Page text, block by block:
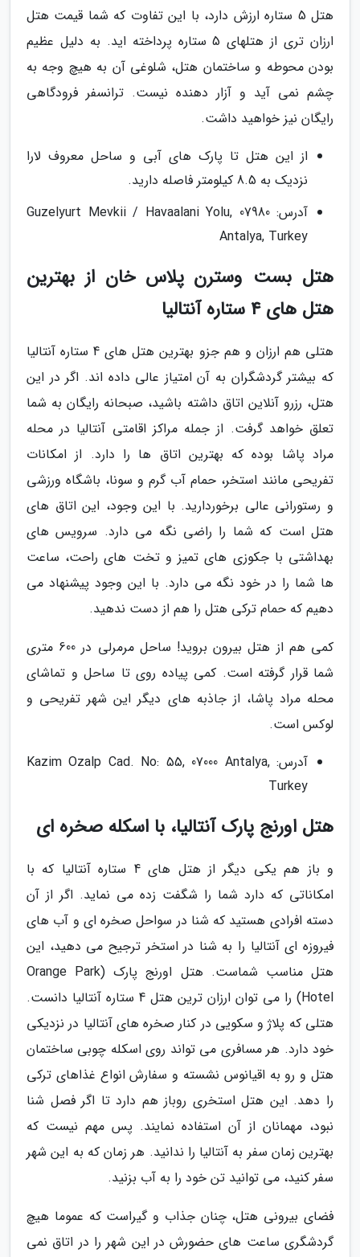
هتل 5 ستاره ارزش دارد، با این تفاوت که شما قیمت هتل
ارزان تری از هتلهای 5 ستاره پرداخته اید. به دلیل عظیم
بودن محوطه و ساختمان هتل، شلوغی آن به هیچ وجه به
چشم نمی آید و آزار دهنده نیست. ترانسفر فرودگاهی
رایگان نیز خواهید داشت.
از این هتل تا پارک های آبی و ساحل معروف لارا
نزدیک به 8.5 کیلومتر فاصله دارید.
آدرس: Guzelyurt Mevkii / Havaalani Yolu, 07980
Antalya, Turkey
هتل بست وسترن پلاس خان از بهترین
هتل های 4 ستاره آنتالیا
هتلی هم ارزان و هم جزو بهترین هتل های 4 ستاره آنتالیا
که بیشتر گردشگران به آن امتیاز عالی داده اند. اگر در این
هتل، رزرو آنلاین اتاق داشته باشید، صبحانه رایگان به شما
تعلق خواهد گرفت. از جمله مراکز اقامتی آنتالیا در محله
مراد پاشا بوده که بهترین اتاق ها را دارد. از امکانات
تفریحی مانند استخر، حمام آب گرم و سونا، باشگاه ورزشی
و رستورانی عالی برخوردارید. با این وجود، این اتاق های
هتل است که شما را راضی نگه می دارد. سرویس های
بهداشتی با جکوزی های تمیز و تخت های راحت، ساعت
ها شما را در خود نگه می دارد. با این وجود پیشنهاد می
دهیم که حمام ترکی هتل را هم از دست ندهید.
کمی هم از هتل بیرون بروید! ساحل مرمرلی در 600 متری
شما قرار گرفته است. کمی پیاده روی تا ساحل و تماشای
محله مراد پاشا، از جاذبه های دیگر این شهر تفریحی و
لوکس است.
آدرس: Kazim Ozalp Cad. No: 55, 07000 Antalya,
Turkey
هتل اورنج پارک آنتالیا، با اسکله صخره ای
و باز هم یکی دیگر از هتل های 4 ستاره آنتالیا که با
امکاناتی که دارد شما را شگفت زده می نماید. اگر از آن
دسته افرادی هستید که شنا در سواحل صخره ای و آب های
فیروزه ای آنتالیا را به شنا در استخر ترجیح می دهید، این
هتل مناسب شماست. هتل اورنج پارک (Orange Park
Hotel) را می توان ارزان ترین هتل 4 ستاره آنتالیا دانست.
هتلی که پلاژ و سکویی در کنار صخره های آنتالیا در نزدیکی
خود دارد. هر مسافری می تواند روی اسکله چوبی ساختمان
هتل و رو به اقیانوس نشسته و سفارش انواع غذاهای ترکی
را دهد. این هتل استخری روباز هم دارد تا اگر فصل شنا
نبود، مهمانان از آن استفاده نمایند. پس مهم نیست که
بهترین زمان سفر به آنتالیا را ندانید. هر زمان که به این شهر
سفر کنید، می توانید تن خود را به آب بزنید.
فضای بیرونی هتل، چنان جذاب و گیراست که عموما هیچ
گردشگری ساعت های حضورش در این شهر را در اتاق نمی